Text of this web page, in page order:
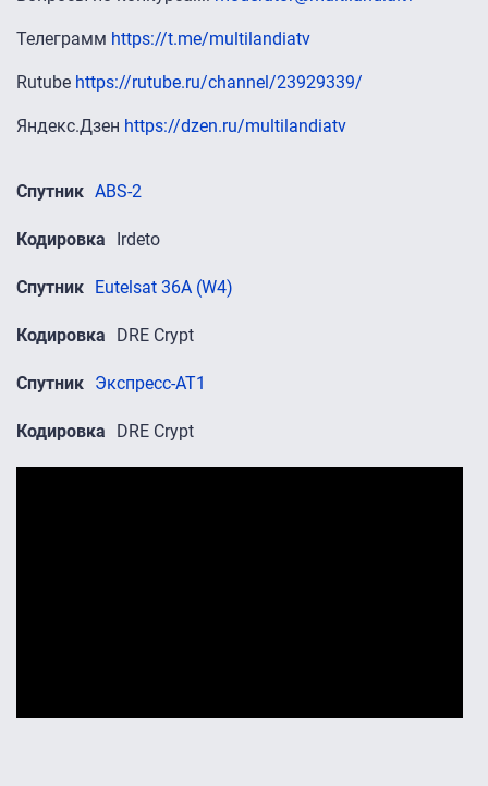
Телеграмм https://t.me/multilandiatv
Rutube https://rutube.ru/channel/23929339/
Яндекс.Дзен https://dzen.ru/multilandiatv
Спутник ABS-2
Кодировка Irdeto
Спутник Eutelsat 36A (W4)
Кодировка DRE Crypt
Спутник Экспресс-АТ1
Кодировка DRE Crypt